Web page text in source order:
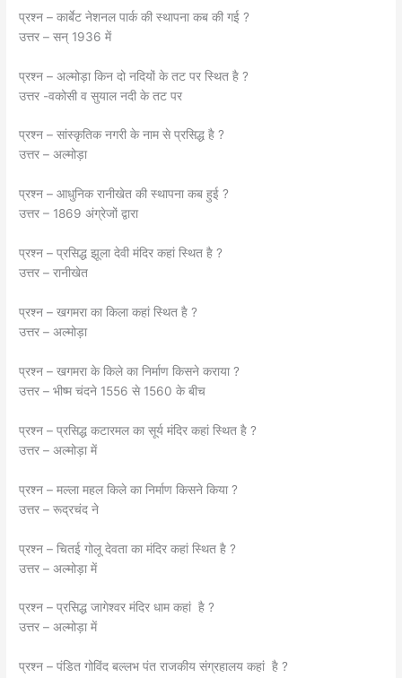
प्रश्न – कार्बेट नेशनल पार्क की स्थापना कब की गई ?
उत्तर – सन् 1936 में
प्रश्न – अल्मोड़ा किन दो नदियों के तट पर स्थित है ?
उत्तर -वकोसी व सुयाल नदी के तट पर
प्रश्न – सांस्कृतिक नगरी के नाम से प्रसिद्ध है ?
उत्तर – अल्मोड़ा
प्रश्न – आधुनिक रानीखेत की स्थापना कब हुई ?
उत्तर – 1869 अंग्रेजों द्वारा
प्रश्न – प्रसिद्ध झूला देवी मंदिर कहां स्थित है ?
उत्तर – रानीखेत
प्रश्न – खगमरा का किला कहां स्थित है ?
उत्तर – अल्मोड़ा
प्रश्न – खगमरा के किले का निर्माण किसने कराया ?
उत्तर – भीष्म चंदने 1556 से 1560 के बीच
प्रश्न – प्रसिद्ध कटारमल का सूर्य मंदिर कहां स्थित है ?
उत्तर – अल्मोड़ा में
प्रश्न – मल्ला महल किले का निर्माण किसने किया ?
उत्तर – रूद्रचंद ने
प्रश्न – चितई गोलू देवता का मंदिर कहां स्थित है ?
उत्तर – अल्मोड़ा में
प्रश्न – प्रसिद्ध जागेश्वर मंदिर धाम कहां है ?
उत्तर – अल्मोड़ा में
प्रश्न – पंडित गोविंद बल्लभ पंत राजकीय संग्रहालय कहां है ?